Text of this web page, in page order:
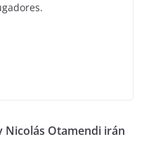
Nicolás Otamendi irán